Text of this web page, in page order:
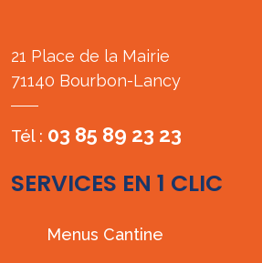
21 Place de la Mairie
71140 Bourbon-Lancy
Tél : 03 85 89 23 23
SERVICES EN 1 CLIC
Menus Cantine